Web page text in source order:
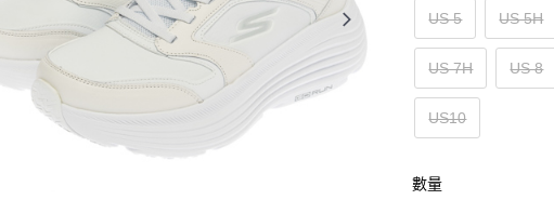
US 5 US 5H
US 7H US 8
US10
數量